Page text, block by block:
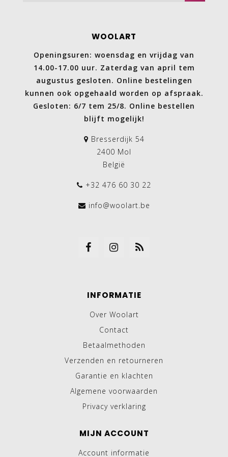
WOOLART
Openingsuren: woensdag en vrijdag van
14.00-17.00 uur. Zaterdag van april tem
augustus gesloten. Online bestelingen
kunnen ook opgehaald worden op afspraak.
Gesloten: 6/7 tem 25/8. Online bestellen
blijft mogelijk!
Bresserdijk 54
2400 Mol
België
+32 476 60 30 22
info@woolart.be
INFORMATIE
Over Woolart
Contact
Betaalmethoden
Verzenden en retourneren
Garantie en klachten
Algemene voorwaarden
Privacy verklaring
MIJN ACCOUNT
Account informatie